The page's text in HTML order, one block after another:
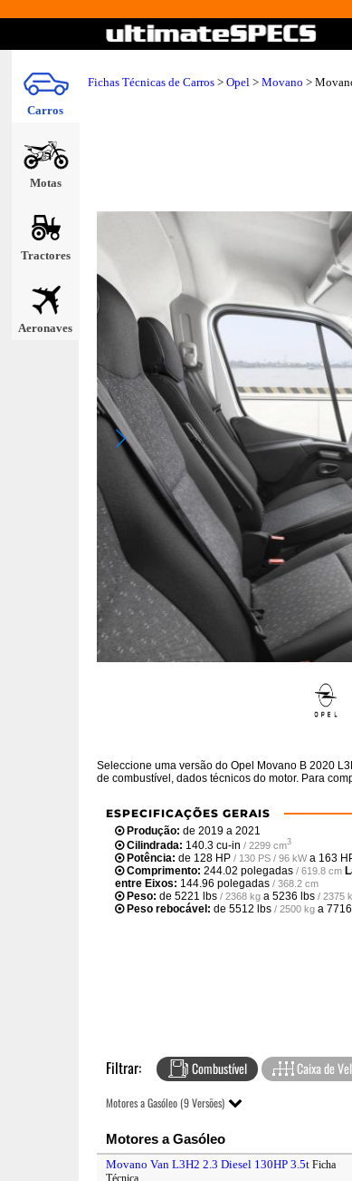
Carros
Motas
Tractores
Aeronaves
Fichas Técnicas de Carros > Opel > Movano >
Seleccione uma versão do Opel Movano B 2020
de combustível, dados técnicos do motor. Para
ESPECIFICAÇÕES GERAIS
Produção: de 2019 a 2021
Cilindrada: 140.3 cu-in / 2299 cm3
Potência: de 128 HP / 130 PS / 96 kWa 163
Comprimento: 244.02 polegadas / 619.8 cm
entre Eixos: 144.96 polegadas / 368.2 cm
Peso: de 5221 lbs / 2368 kg a 5236 lbs / 2375
Peso rebocável: de 5512 lbs / 2500 kg a
Filtrar: Combustível Caixa de
Motores a Gasóleo (9 Versões)
Motores a Gasóleo
Movano Van L3H2 2.3 Diesel 130HP 3.5t Ficha
Técnica